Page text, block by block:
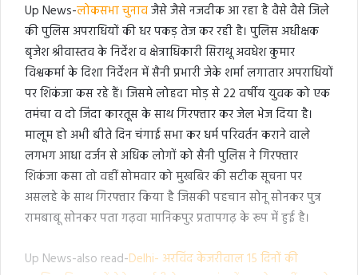
Up News-लोकसभा चुनावजैसे जैसे नजदीक आ रहा है वैसे वैसे जिले
की पुलिस अपराधियों की धर पकड़ तेज कर रही है। पुलिस अधीक्षक
बृजेश श्रीवास्तव के निर्देश व क्षेत्राधिकारी सिराथू अवधेश कुमार
विश्वकर्मा के दिशा निर्देशन में सैनी प्रभारी जेके शर्मा लगातार अपराधियों
पर शिकंजा कस रहे हैं। जिसमे लोहदा मोड़ से 22 वर्षीय युवक को एक
तमंचा व दो जिंदा कारतूस के साथ गिरफ्तार कर जेल भेज दिया है।
मालूम हो अभी बीते दिन चंगाई सभा कर धर्म परिवर्तन कराने वाले
लगभग आधा दर्जन से अधिक लोगों को सैनी पुलिस ने गिरफ्तार
शिकंजा कसा तो वहीं सोमवार को मुखबिर की सटीक सूचना पर
असलहे के साथ गिरफ्तार किया है जिसकी पहचान सोनू सोनकर पुत्र
रामबाबू सोनकर पता गढ़वा मानिकपुर प्रतापगढ़ के रूप में हुई है।
Up News-also read-Delhi- अरविंद केजरीवाल 15 दिनों की